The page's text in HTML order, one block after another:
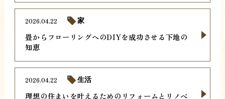
畳からフローリングへのDIYを成功させる下地の
知恵
2026.04.22 家
理想の住まいを叶えるためのリフォームとリノベ
2026.04.22 生活